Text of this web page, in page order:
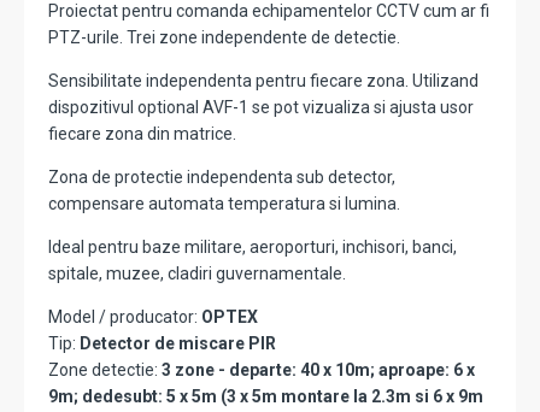
Proiectat pentru comanda echipamentelor CCTV cum ar fi
PTZ-urile. Trei zone independente de detectie.
Sensibilitate independenta pentru fiecare zona. Utilizand
dispozitivul optional AVF-1 se pot vizualiza si ajusta usor
fiecare zona din matrice.
Zona de protectie independenta sub detector,
compensare automata temperatura si lumina.
Ideal pentru baze militare, aeroporturi, inchisori, banci,
spitale, muzee, cladiri guvernamentale.
Model / producator: OPTEX
Tip: Detector de miscare PIR
Zone detectie: 3 zone - departe: 40 x 10m; aproape: 6 x
9m; dedesubt: 5 x 5m (3 x 5m montare la 2.3m si 6 x 9m